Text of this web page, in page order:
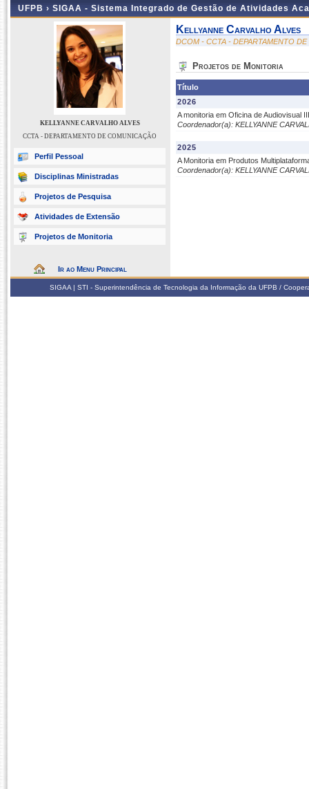
UFPB › SIGAA - Sistema Integrado de Gestão de Atividades
KELLYANNE CARVALHO ALVES
CCTA - DEPARTAMENTO DE COMUNICAÇÃO
Perfil Pessoal
Disciplinas Ministradas
Projetos de Pesquisa
Atividades de Extensão
Projetos de Monitoria
Ir ao Menu Principal
Kellyanne Carvalho Alves
DCOM - CCTA - DEPARTAMENTO
Projetos de Monitoria
Título
2026
A monitoria em Oficina de Audiovisual
Coordenador(a): KELLYANNE
2025
A Monitoria em Produtos
Coordenador(a): KELLYANNE
SIGAA | STI - Superintendência de Tecnologia da Informação da UFPB /